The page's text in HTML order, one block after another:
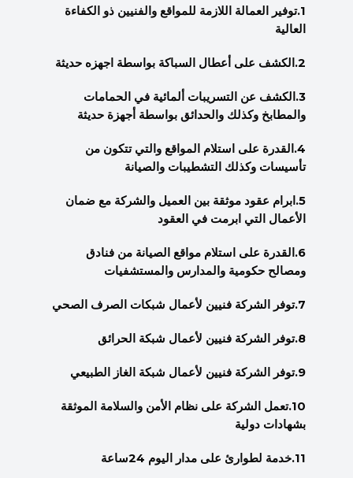
1.توفير العمالة اللازمة للمواقع والفنيين ذو الكفاءة
العالية
2.الكشف على أعطال السباكة بواسطة اجهزه حديثة
3.الكشف عن التسريبات ألمائية في الحمامات
والمطابخ وكذلك والحدائق بواسطة أجهزة حديثة
4.القدرة على استلام المواقع والتي تتكون من
تأسيسات وكذلك التشطيبات والصيانة
5.ابرام عقود موثقة بين العميل والشركة مع ضمان
الأعمال التي ابرمت في العقود
6.القدرة على استلام مواقع الصيانة من فنادق
ومصالح حكومية والمدارس والمستشفيات
7.توفر الشركة فنيين لأعمال شبكات الصرف الصحي
8.توفر الشركة فنيين لأعمال شبكة الحرائق
9.توفر الشركة فنيين لأعمال شبكة الغاز الطبيعي
10.تعمل الشركة على نظام الأمن والسلامة الموثقة
بشهادات دولية
11.خدمة لطوارئ على مدار اليوم 24ساعة